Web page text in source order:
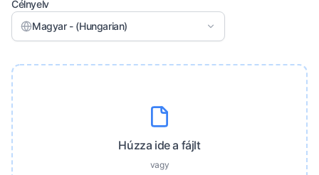
Célnyelv
Magyar - (Hungarian)
Húzza ide a fájlt
vagy